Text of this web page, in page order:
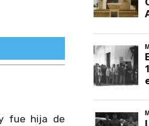
fue hija de